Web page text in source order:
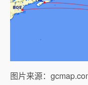
图片来源：